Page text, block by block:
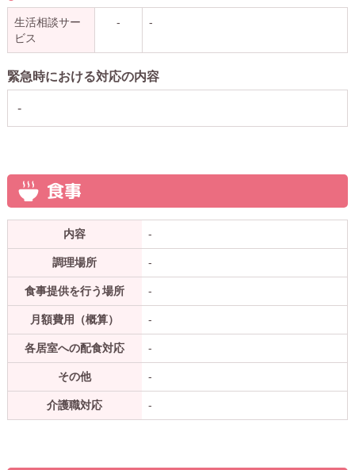
生活相談サー
ビス
- -
緊急時における対応の内容
-
食事
内容 -
調理場所 -
食事提供を行う場所 -
月額費用（概算） -
各居室への配食対応 -
その他 -
介護職対応 -